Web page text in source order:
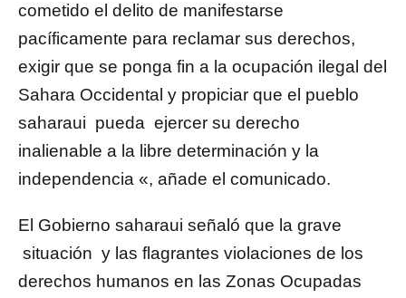
cometido el delito de manifestarse
pacíficamente para reclamar sus derechos,
exigir que se ponga fin a la ocupación ilegal del
Sahara Occidental y propiciar que el pueblo
saharaui pueda ejercer su derecho
inalienable a la libre determinación y la
independencia «, añade el comunicado.
El Gobierno saharaui señaló que la grave
situación y las flagrantes violaciones de los
derechos humanos en las Zonas Ocupadas